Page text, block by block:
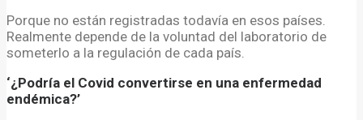
Porque no están registradas todavía en esos países.
Realmente depende de la voluntad del laboratorio de
someterlo a la regulación de cada país.
‘¿Podría el Covid convertirse en una enfermedad
endémica?’